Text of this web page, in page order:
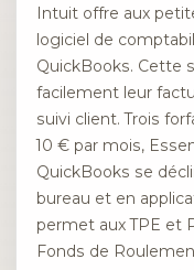
Intuit offre aux
logiciel de
QuickBooks. Cette
facilement leur
suivi client. Trois
10 € par mois,
QuickBooks se
bureau et en
permet aux TPE et
Fonds de